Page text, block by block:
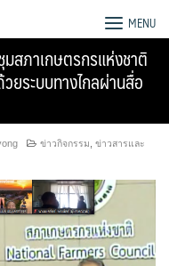
MENU
สภาเกษตรกรแห่งชาติ
ยระบบทางไกลผ่านสื่อ
ข่าวกิจกรรม ข่าวสารและ